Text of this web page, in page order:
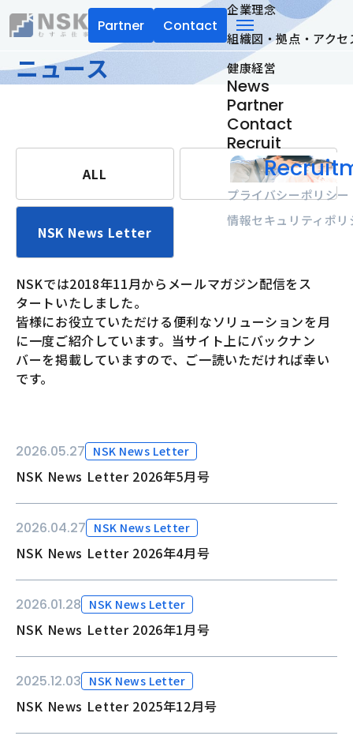
NSK株式会社
Partner Contact
menu
企業理念
組織図・拠点・アクセ
健康経営
News
Partner
Contact
Recruit
プライバシーポリシー
情報セキュリティポリ
ニュース
ALL お知らせ
NSK News Letter
NSKでは2018年11月からメールマガジン配信をス
タートいたしました。
皆様にお役立ていただける便利なソリューションを月
に一度ご紹介しています。当サイト上にバックナン
バーを掲載していますので、ご一読いただければ幸い
です。
2026.05.27 NSK News Letter
NSK News Letter 2026年5月号
2026.04.27 NSK News Letter
NSK News Letter 2026年4月号
2026.01.28 NSK News Letter
NSK News Letter 2026年1月号
2025.12.03 NSK News Letter
NSK News Letter 2025年12月号